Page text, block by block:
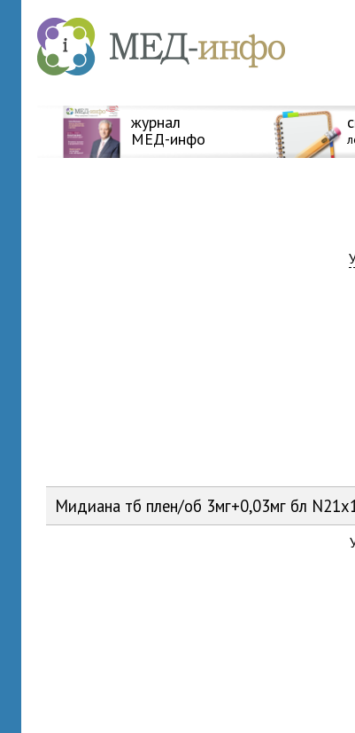
журнал
МЕД-инфо
Мидиана тб плен/об 3мг+0,03мг бл